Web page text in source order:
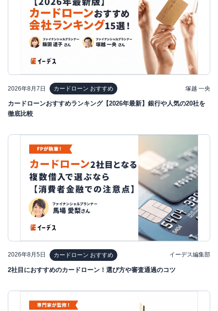
2026年8月7日 カードローン おすすめ 塚越 一央
カードローンおすすめランキング【2026年最新】銀行や人気の20社を
徹底比較
2026年8月5日 カードローン おすすめ イーデス編集部
2社目におすすめのカードローン！選び方や審査通過のコツ